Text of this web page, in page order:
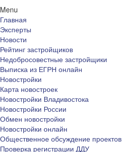
Menu
Главная
Эксперты
Новости
Рейтинг застройщиков
Недобросовестные застройщики
Выписка из ЕГРН онлайн
Новостройки
Карта новостроек
Новостройки Владивостока
Новостройки России
Обмен новостройки
Новостройки онлайн
Общественное обсуждение проектов
Проверка регистрации ДДУ